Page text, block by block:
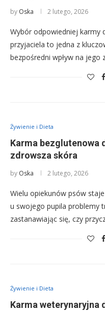
by Oska 2 lutego, 2026
Wybór odpowiedniej karmy
przyjaciela to jedna z
bezpośredni wpływ na
Żywienie i Dieta
Karma bezglutenowa
zdrowsza skóra
by Oska 2 lutego, 2026
Wielu opiekunów psów
u swojego pupila problemy
zastanawiając się, czy
Żywienie i Dieta
Karma weterynaryjna